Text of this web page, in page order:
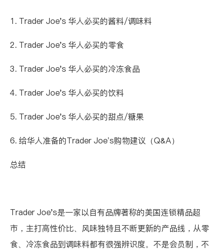
1. Trader Joe's 华人必买的酱料/调味料
2. Trader Joe's 华人必买的零食
3. Trader Joe's 华人必买的冷冻食品
4. Trader Joe's 华人必买的饮料
5. Trader Joe's 华人必买的甜点/糖果
6. 给华人准备的Trader Joe’s购物建议（Q&A）
总结
Trader Joe's是一家以自有品牌著称的美国连锁精品超
市，主打高性价比、风味独特且不断更新的产品线，从零
食、冷冻食品到调味料都有很强辨识度。不是会员制，不